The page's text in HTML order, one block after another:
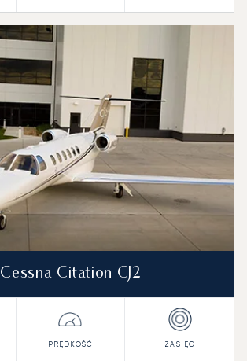
Cessna Citation CJ2